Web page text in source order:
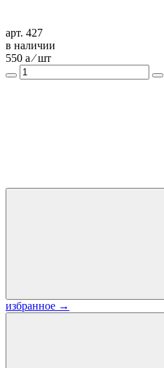
арт. 427
в наличии
550 a ⁄ шт
избранное →